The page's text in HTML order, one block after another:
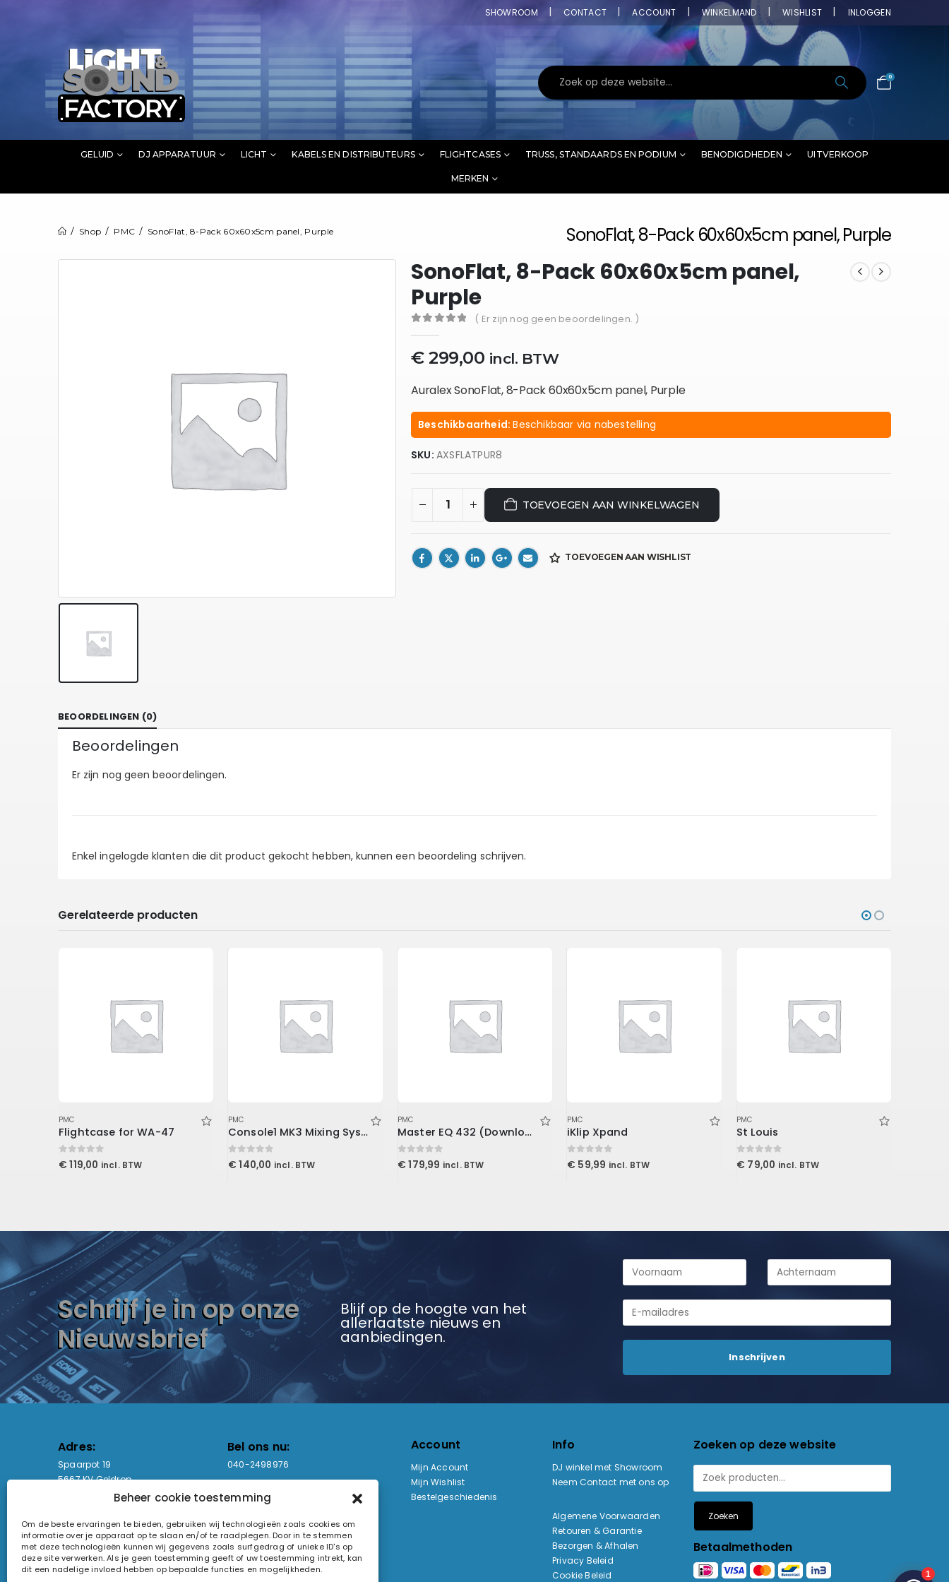
Beheer cookie toestemming
Om de beste ervaringen te bieden, gebruiken wij technologieën zoals cookies om
informatie over je apparaat op te slaan en/of te raadplegen. Door in te stemmen
met deze technologieën kunnen wij gegevens zoals surfgedrag of unieke ID's op
deze site verwerken. Als je geen toestemming geeft of uw toestemming intrekt, kan
dit een nadelige invloed hebben op bepaalde functies en mogelijkheden.
SHOWROOM CONTACT ACCOUNT WINKELMAND WISHLIST INLOGGEN
0
GELUID DJ APPARATUUR LICHT KABELS EN DISTRIBUTEURS FLIGHTCASES TRUSS, STANDAARDS EN PODIUM BENODIGDHEDEN UITVERKOOP
MERKEN
SonoFlat, 8-Pack 60x60x5cm panel, Purple
Shop PMC SonoFlat, 8-Pack 60x60x5cm panel, Purple
SonoFlat, 8-Pack 60x60x5cm panel,
Purple
( Er zijn nog geen beoordelingen. )
€299,00 incl. BTW
Auralex SonoFlat, 8-Pack 60x60x5cm panel, Purple
Beschikbaarheid:Beschikbaar via nabestelling
SKU: AXSFLATPUR8
TOEVOEGEN AAN WINKELWAGEN
TOEVOEGEN AAN WISHLIST
BEOORDELINGEN (0)
Beoordelingen
Er zijn nog geen beoordelingen.
Enkel ingelogde klanten die dit product gekocht hebben, kunnen een beoordeling schrijven.
Gerelateerde producten
PMC
Flightcase for WA-47
0out of 5
€ 119,00 incl. BTW
PMC
Console1 MK3 Mixing System Stand
0out of 5
€ 140,00 incl. BTW
PMC
Master EQ 432 (Download)
0out of 5
€ 179,99 incl. BTW
PMC
iKlip Xpand
0out of 5
€ 59,99 incl. BTW
PMC
St Louis
0out of 5
€ 79,00 incl. BTW
Schrijf je in op onze
Nieuwsbrief
Blijf op de hoogte van het
allerlaatste nieuws en
aanbiedingen.
Adres:
Spaarpot 19
5667 KV Geldrop
Bel ons nu:
040-2498976
sales@lightandsound.store
Openingstijden:
Ma - Vr: 09:00-17:00
Za: Enkel op afspraak
KvK-nummer: 60857196
Btw-nummer: NL854090368B01
Account
Mijn Account
Mijn Wishlist
Bestelgeschiedenis
Info
DJ winkel met Showroom
Neem Contact met ons op
Algemene Voorwaarden
Retouren & Garantie
Bezorgen & Afhalen
Privacy Beleid
Cookie Beleid
Zoeken op deze website
Zoeken
Betaalmethoden